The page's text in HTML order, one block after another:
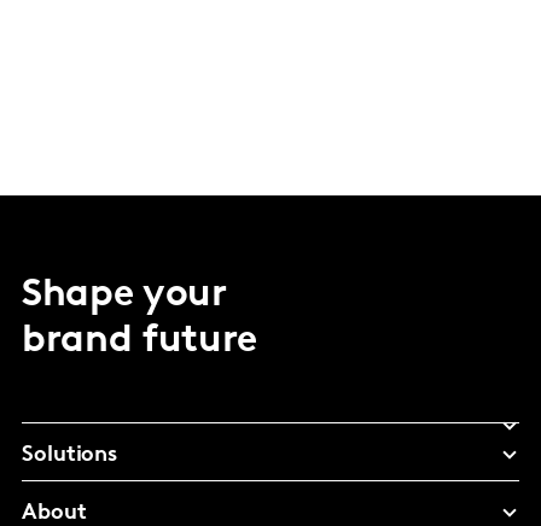
Shape your
brand future
Solutions
About